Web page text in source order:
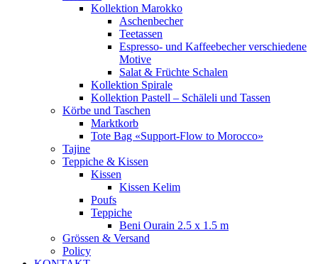
Kollektion Marokko
Aschenbecher
Teetassen
Espresso- und Kaffeebecher verschiedene
Motive
Salat & Früchte Schalen
Kollektion Spirale
Kollektion Pastell – Schäleli und Tassen
Körbe und Taschen
Marktkorb
Tote Bag «Support-Flow to Morocco»
Tajine
Teppiche & Kissen
Kissen
Kissen Kelim
Poufs
Teppiche
Beni Ourain 2.5 x 1.5 m
Grössen & Versand
Policy